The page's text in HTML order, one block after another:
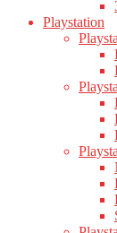
Playstation